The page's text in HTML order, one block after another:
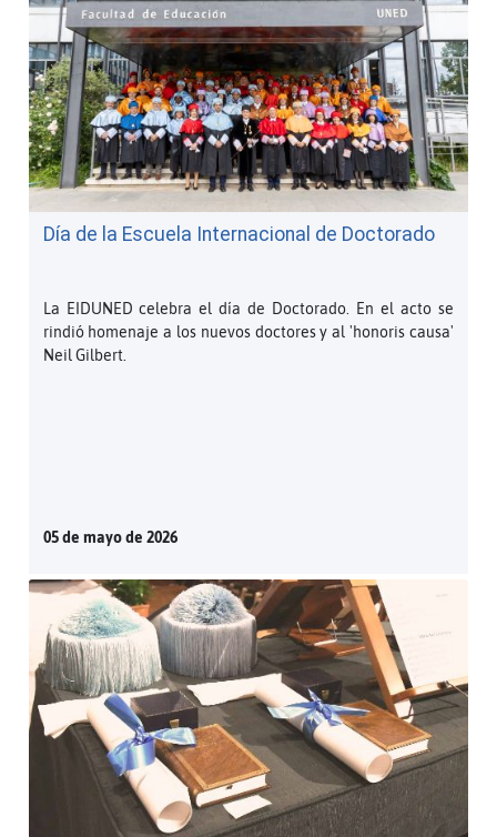
Día de la Escuela Internacional de Doctorado
La EIDUNED celebra el día de Doctorado. En el acto se
rindió homenaje a los nuevos doctores y al 'honoris causa'
Neil Gilbert.
05 de mayo de 2026